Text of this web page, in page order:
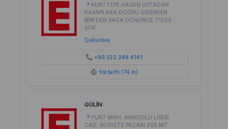
KURTTEPE HASAN USTADAN
KASAPLARA DOĞRU GİDERKEN
BİM'DEN SAĞA DÖNÜNCE 71525
SOK.
Çukurova
+90 322 248 4141
Yol tarifi (74 m)
GÜLİN
YURT MAH. ANADOLU LİSESİ
CAD. SOSYETE PAZARI 200 MT